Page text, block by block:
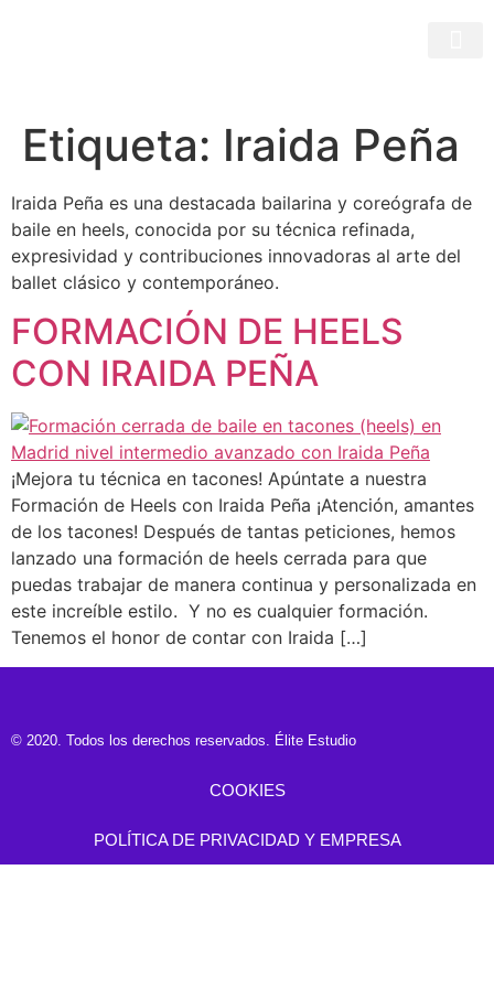
Etiqueta: Iraida Peña
Iraida Peña es una destacada bailarina y coreógrafa de
baile en heels, conocida por su técnica refinada,
expresividad y contribuciones innovadoras al arte del
ballet clásico y contemporáneo.
FORMACIÓN DE HEELS
CON IRAIDA PEÑA
¡Mejora tu técnica en tacones! Apúntate a nuestra
Formación de Heels con Iraida Peña ¡Atención, amantes
de los tacones! Después de tantas peticiones, hemos
lanzado una formación de heels cerrada para que
puedas trabajar de manera continua y personalizada en
este increíble estilo. Y no es cualquier formación.
Tenemos el honor de contar con Iraida […]
© 2020. Todos los derechos reservados. Élite Estudio
COOKIES
POLÍTICA DE PRIVACIDAD Y EMPRESA